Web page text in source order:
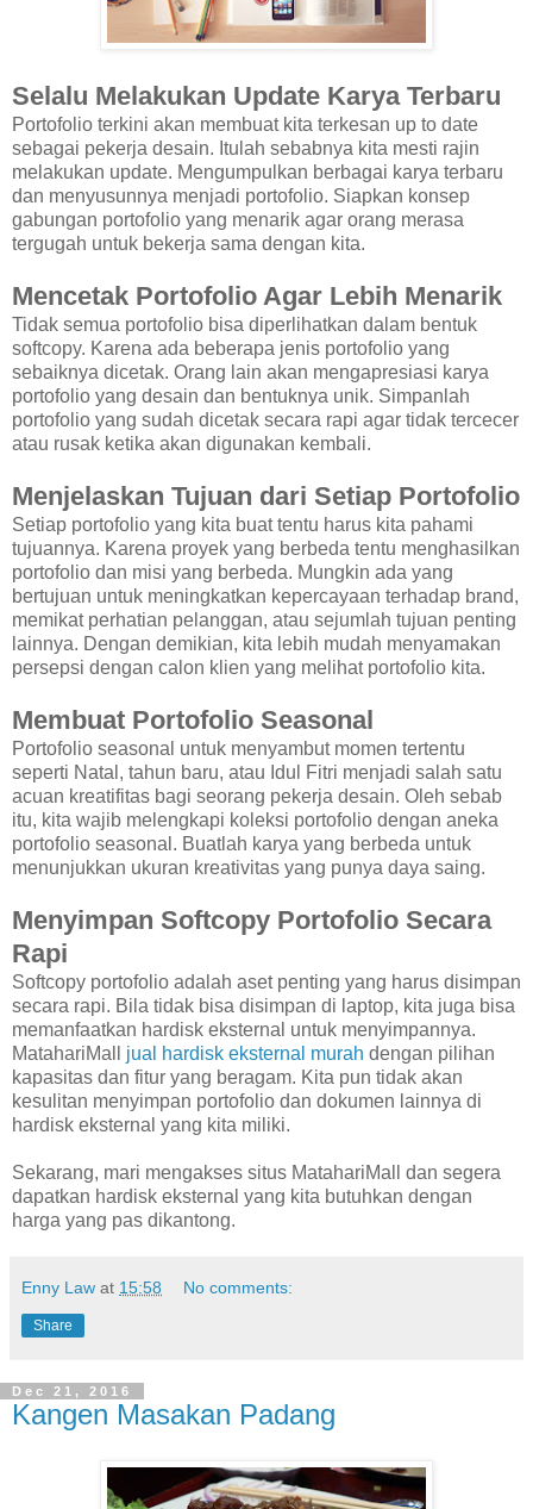
Selalu Melakukan Update Karya Terbaru
Portofolio terkini akan membuat kita terkesan up to date
sebagai pekerja desain. Itulah sebabnya kita mesti rajin
melakukan update. Mengumpulkan berbagai karya terbaru
dan menyusunnya menjadi portofolio. Siapkan konsep
gabungan portofolio yang menarik agar orang merasa
tergugah untuk bekerja sama dengan kita.
Mencetak Portofolio Agar Lebih Menarik
Tidak semua portofolio bisa diperlihatkan dalam bentuk
softcopy. Karena ada beberapa jenis portofolio yang
sebaiknya dicetak. Orang lain akan mengapresiasi karya
portofolio yang desain dan bentuknya unik. Simpanlah
portofolio yang sudah dicetak secara rapi agar tidak tercecer
atau rusak ketika akan digunakan kembali.
Menjelaskan Tujuan dari Setiap Portofolio
Setiap portofolio yang kita buat tentu harus kita pahami
tujuannya. Karena proyek yang berbeda tentu menghasilkan
portofolio dan misi yang berbeda. Mungkin ada yang
bertujuan untuk meningkatkan kepercayaan terhadap brand,
memikat perhatian pelanggan, atau sejumlah tujuan penting
lainnya. Dengan demikian, kita lebih mudah menyamakan
persepsi dengan calon klien yang melihat portofolio kita.
Membuat Portofolio Seasonal
Portofolio seasonal untuk menyambut momen tertentu
seperti Natal, tahun baru, atau Idul Fitri menjadi salah satu
acuan kreatifitas bagi seorang pekerja desain. Oleh sebab
itu, kita wajib melengkapi koleksi portofolio dengan aneka
portofolio seasonal. Buatlah karya yang berbeda untuk
menunjukkan ukuran kreativitas yang punya daya saing.
Menyimpan Softcopy Portofolio Secara
Rapi
Softcopy portofolio adalah aset penting yang harus disimpan
secara rapi. Bila tidak bisa disimpan di laptop, kita juga bisa
memanfaatkan hardisk eksternal untuk menyimpannya.
MatahariMall jual hardisk eksternal murah dengan pilihan
kapasitas dan fitur yang beragam. Kita pun tidak akan
kesulitan menyimpan portofolio dan dokumen lainnya di
hardisk eksternal yang kita miliki.
Sekarang, mari mengakses situs MatahariMall dan segera
dapatkan hardisk eksternal yang kita butuhkan dengan
harga yang pas dikantong.
Enny Law at 15:58 No comments:
Share
Dec 21, 2016
Kangen Masakan Padang